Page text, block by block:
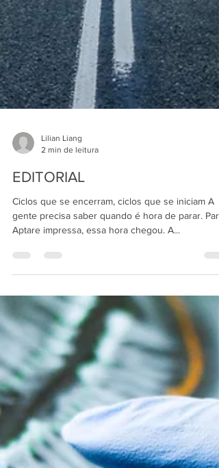
2 min de leitura
EDITORIAL
Ciclos que se encerram, ciclos que se iniciam A
Aptare impressa, essa hora chegou. A...